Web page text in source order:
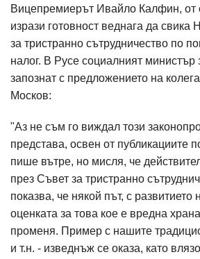
Вицепремиерът Ивайло Калфин, от
изрази готовност веднага да свика
за тристранно сътрудничество по
налог. В Русе социалният министър
запознат с предложението на
Москов:
"Аз не съм го виждал този
представа, освен от публикациите
пише вътре, но мисля, че
през Съвет за тристранно
показва, че някой път, с развитието
оценката за това кое е вредна
променя. Пример с нашите
и т.н. - изведнъж се оказа, като